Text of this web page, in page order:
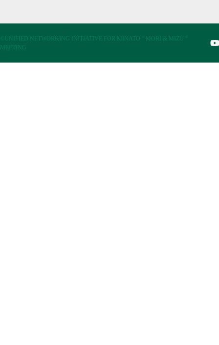
©UNIFIED NETWORKING INITIATIVE FOR MINATO “ MORI & MIZU “
MEETING